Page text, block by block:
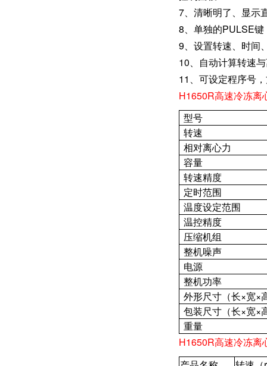
7、清晰明了、显示
8、单独的PULSE
9、设置转速、时间
10、自动计算转速
11、可设定程序号
H1650R高速冷冻离
型号
转速
相对离心力
容量
转速精度
定时范围
温度设定范围
温控精度
压缩机组
整机噪声
电源
整机功率
外形尺寸（长×宽×
包装尺寸（长×宽×
重量
H1650R高速冷冻离